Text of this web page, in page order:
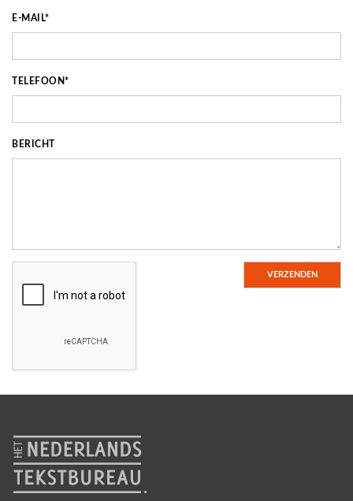
E-MAIL*
TELEFOON*
BERICHT